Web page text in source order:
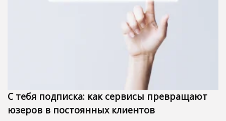
С тебя подписка: как сервисы превращают
юзеров в постоянных клиентов